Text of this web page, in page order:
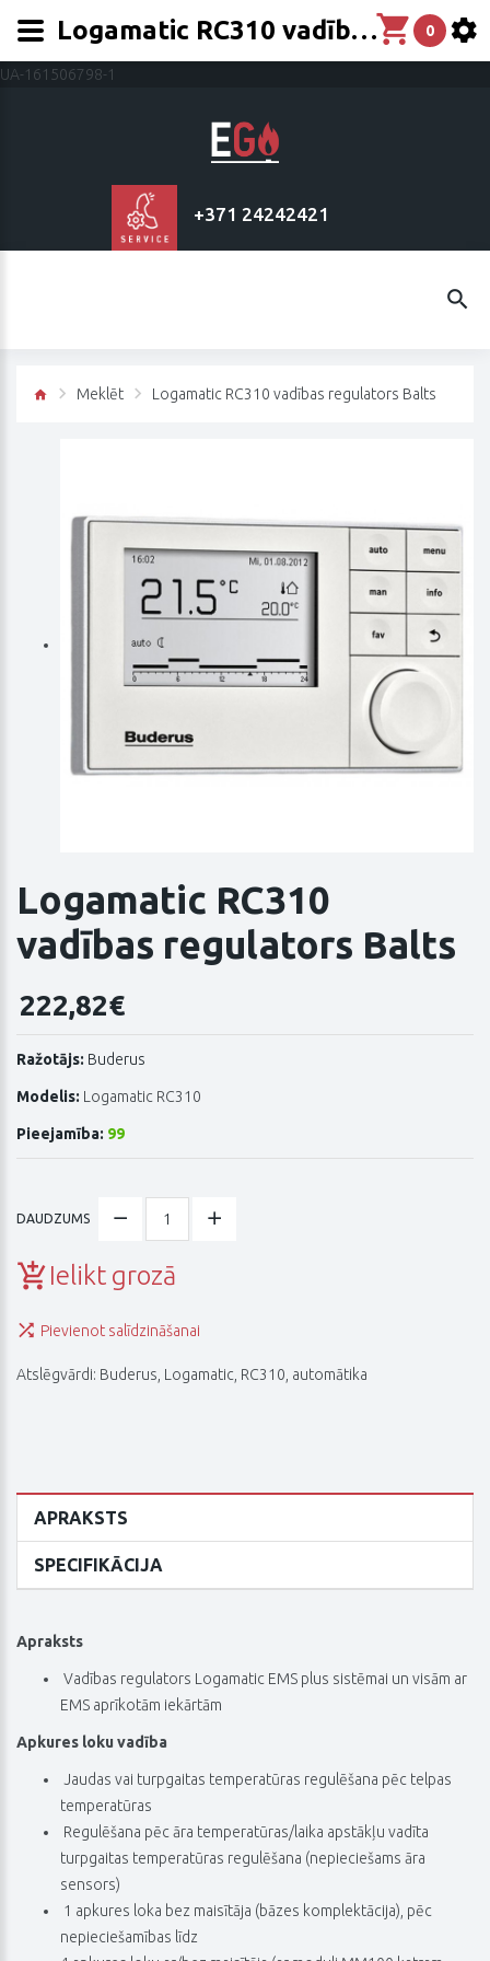
UA-161506798-1
+371 24242421
0
Meklēt Logamatic RC310 vadības regulators Balts
Logamatic RC310
vadības regulators Balts
222,82€
Ražotājs: Buderus
Modelis: Logamatic RC310
Pieejamība: 99
DAUDZUMS
Ielikt grozā
Pievienot salīdzināšanai
Atslēgvārdi: Buderus Logamatic RC310 automātika
APRAKSTS
SPECIFIKĀCIJA
Apraksts
 Vadības regulators Logamatic EMS plus sistēmai un visām ar
EMS aprīkotām iekārtām
Apkures loku vadība
 Jaudas vai turpgaitas temperatūras regulēšana pēc telpas
temperatūras
 Regulēšana pēc āra temperatūras/laika apstākļu vadīta
turpgaitas temperatūras regulēšana (nepieciešams āra
sensors)
 1 apkures loka bez maisītāja (bāzes komplektācija), pēc
nepieciešamības līdz
Logamatic RC310 vadības regulators